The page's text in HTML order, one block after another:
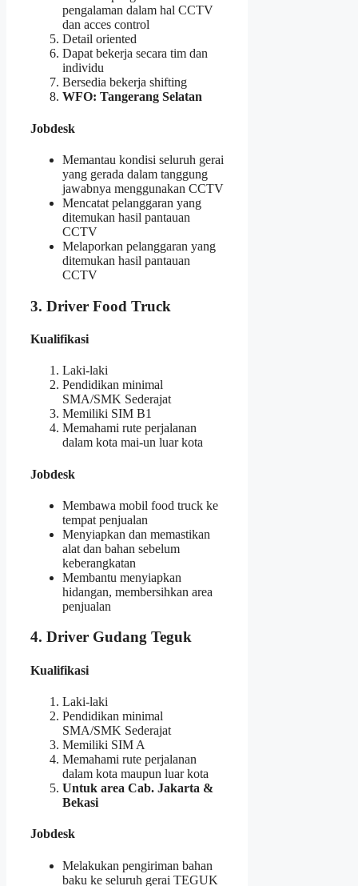
pengalaman dalam hal CCTV
dan acces control
Detail oriented
Dapat bekerja secara tim dan
individu
Bersedia bekerja shifting
WFO: Tangerang Selatan
Jobdesk
Memantau kondisi seluruh gerai
yang gerada dalam tanggung
jawabnya menggunakan CCTV
Mencatat pelanggaran yang
ditemukan hasil pantauan
CCTV
Melaporkan pelanggaran yang
ditemukan hasil pantauan
CCTV
3. Driver Food Truck
Kualifikasi
Laki-laki
Pendidikan minimal
SMA/SMK Sederajat
Memiliki SIM B1
Memahami rute perjalanan
dalam kota mai-un luar kota
Jobdesk
Membawa mobil food truck ke
tempat penjualan
Menyiapkan dan memastikan
alat dan bahan sebelum
keberangkatan
Membantu menyiapkan
hidangan, membersihkan area
penjualan
4. Driver Gudang Teguk
Kualifikasi
Laki-laki
Pendidikan minimal
SMA/SMK Sederajat
Memiliki SIM A
Memahami rute perjalanan
dalam kota maupun luar kota
Untuk area Cab. Jakarta &
Bekasi
Jobdesk
Melakukan pengiriman bahan
baku ke seluruh gerai TEGUK